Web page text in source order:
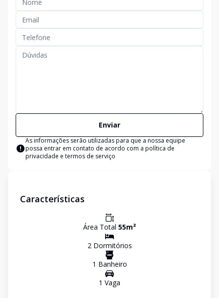
Enviar
As informações serão utilizadas para que a nossa equipe
possa entrar em contato de acordo com a política de
privacidade e termos de serviço
Características
Área Total 55m²
2Dormitórios
1 Banheiro
1 Vaga